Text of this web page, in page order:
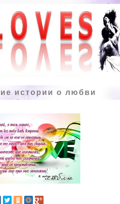
истории о любви